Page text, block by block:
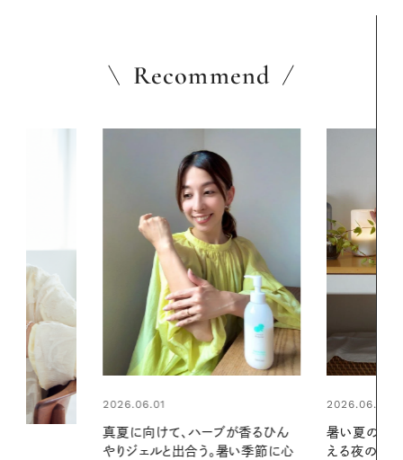
Recommend
2026.06.01
暑い夏のナイトルーティン。私を整
える夜の爽やかご褒美ケア
2026.06.01
お出かけ前
の一日。汗ば